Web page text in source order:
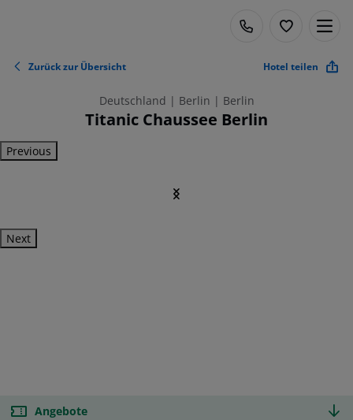
Zurück zur Übersicht Hotel teilen
Deutschland | Berlin | Berlin
Titanic Chaussee Berlin
Previous
Next
Angebote